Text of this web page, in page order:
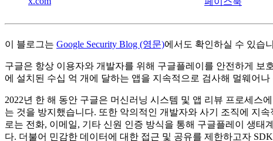
이 블로그는 Google Security Blog (영문)에서도 확인하실 수 있습
구글은 항상 이용자와 개발자를 위해 구글플레이를 안전하게 보
에 설치된 수십 억 개에 달하는 앱을 지속적으로 검사해 멀웨어
2022년 한 해 동안 구글은 머신러닝 시스템 및 앱 리뷰 프로세스
는 것을 방지했습니다. 또한 악의적인 개발자와 사기 조직에 지
로는 전화, 이메일, 기타 신원 인증 방식을 통해 구글플레이 생태
다. 더불어 민감한 데이터에 대한 접근 및 공유를 제한하고자